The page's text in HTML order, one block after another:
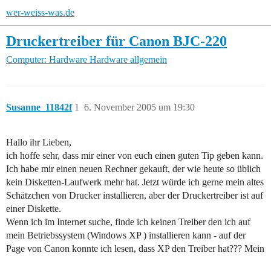
wer-weiss-was.de
Druckertreiber für Canon BJC-220
Computer: Hardware Hardware allgemein
Susanne_11842f 6. November 2005 um 19:30
1
Hallo ihr Lieben,
ich hoffe sehr, dass mir einer von euch einen guten Tip geben kann.
Ich habe mir einen neuen Rechner gekauft, der wie heute so üblich
kein Disketten-Laufwerk mehr hat. Jetzt würde ich gerne mein altes
Schätzchen von Drucker installieren, aber der Druckertreiber ist auf
einer Diskette.
Wenn ich im Internet suche, finde ich keinen Treiber den ich auf
mein Betriebssystem (Windows XP ) installieren kann - auf der
Page von Canon konnte ich lesen, dass XP den Treiber hat??? Mein